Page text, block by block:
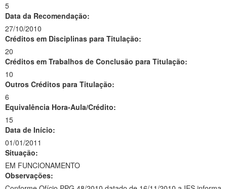
5
Data da Recomendação:
27/10/2010
Créditos em Disciplinas para Titulação:
20
Créditos em Trabalhos de Conclusão para Titulação:
10
Outros Créditos para Titulação:
6
Equivalência Hora-Aula/Crédito:
15
Data de Início:
01/01/2011
Situação:
EM FUNCIONAMENTO
Observações: